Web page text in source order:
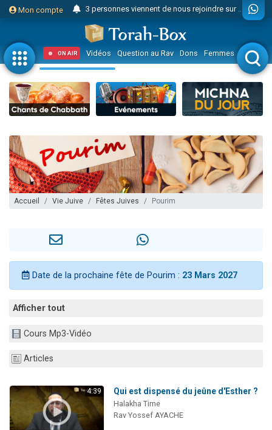
Mon compte 3 personnes viennent de nous rejoindre sur WhatsApp
Odaya vient de donner son Maasser
3 personnes viennent de faire un don pour 5 jours de vacances aux Orphelins
3 personnes viennent de faire un don pour Diane, 80 ans, dans un appartement insalubre
2 personnes viennent de nous rejoindre sur WhatsApp
13 personnes viennent de demander une bénédiction
30 personnes viennent de faire un don pour Sauvez la jambe de Yohan
Il reste 49 places pour étudier en groupe sur Zoom
12 nouvelles musiques dans Torah-Box Music
3 personnes viennent de nous rejoindre sur WhatsApp
2 personnes viennent de nous rejoindre sur WhatsApp
8 personnes viennent de faire un don pour Tsédaka : pauvres d'Israel
Nathaniel vient de donner son Maasser
ON AIR Vidéos Question au Rav Dons Femmes Enfants
Accueil Vie Juive Fêtes Juives Pourim
Date de la prochaine fête de Pourim : 23 Mars 2027
Afficher tout
Cours Mp3-Vidéo
Articles
4:39 Qui est dispensé du jeûne d'Esther ?
Halakha Time
Rav Yossef AYACHE